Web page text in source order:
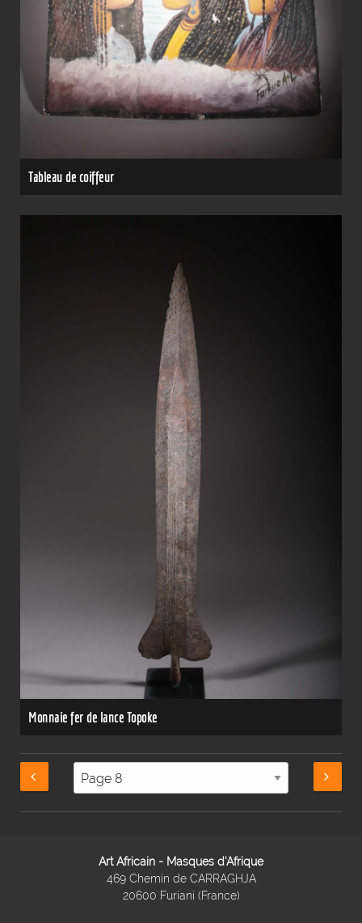
Tableau de coiffeur
Monnaie fer de lance Topoke
Art Africain - Masques d'Afrique
469 Chemin de CARRAGHJA
20600 Furiani (France)